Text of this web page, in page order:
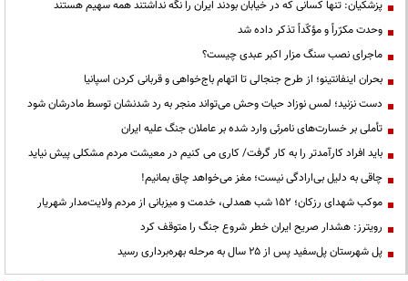
پزشکیان: تنها کسانی که در خیابان بودند ایران را نگه نداشتند همه سهیم هستند
وحدت مکرّراً و مؤکّداً تذکر داده شد
ماجرای نصب سنگ مزار اکبر عبدی چیست؟
بحران اینفانتینو؛ از طرح جنجالی تا اتهام باج‌خواهی و قربانی کردن اسپانیا
دست نزنید؛ لمس نوزاد حیات وحش می‌تواند منجر به رد شدنشان توسط مادرشان شود
تأملی بر خسارت‌های نامرئی وارد شده بر عاملان جنگ علیه ایران
باید افراد کارآمدتر را به کار گرفت/ کاری می کنیم در معیشت مردم مشکلی پیش نیاید
چاقی به دلیل بی‌ارادگی نیست؛ مغز می‌خواهد چاق بمانیم!
موکب شهدای رزکان؛ ۱۵۲ شب همدلی، خدمت و میزبانی از مردم ولایت‌مدار شهریار
رویترز: هشدار صریح ایران خطر شروع جنگ را متوقف کرد
پل شهرستان پل‌سفید پس از ۲۵ سال به مرحله بهره‌برداری رسید